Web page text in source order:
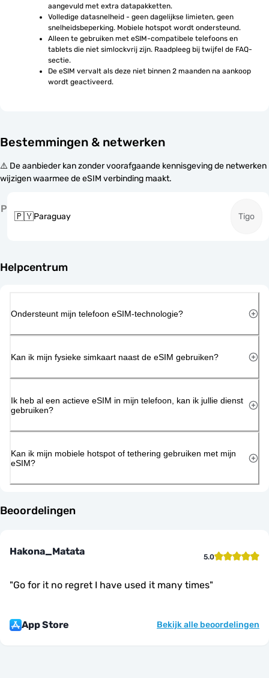
aangevuld met extra datapakketten.
Volledige datasnelheid - geen dagelijkse limieten, geen
snelheidsbeperking. Mobiele hotspot wordt ondersteund.
Alleen te gebruiken met eSIM-compatibele telefoons en
tablets die niet simlockvrij zijn. Raadpleeg bij twijfel de FAQ-
sectie.
De eSIM vervalt als deze niet binnen 2 maanden na aankoop
wordt geactiveerd.
Bestemmingen & netwerken
⚠️ De aanbieder kan zonder voorafgaande kennisgeving de netwerken
wijzigen waarmee de eSIM verbinding maakt.
P
🇵🇾Paraguay Tigo
Helpcentrum
Ondersteunt mijn telefoon eSIM-technologie?
Kan ik mijn fysieke simkaart naast de eSIM gebruiken?
Ik heb al een actieve eSIM in mijn telefoon, kan ik jullie dienst
gebruiken?
Kan ik mijn mobiele hotspot of tethering gebruiken met mijn
eSIM?
Beoordelingen
Hakona_Matata 5.0
"Go for it no regret I have used it many times"
App Store Bekijk alle beoordelingen